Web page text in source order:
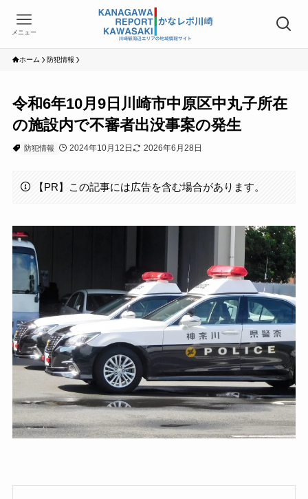
メニュー
ホーム 防犯情報
令和6年10月9日川崎市中原区中丸子所在
の施設内で不審者出没事案の発生
防犯情報 2024年10月12日 2026年6月28日
【PR】この記事には広告を含む場合があります。